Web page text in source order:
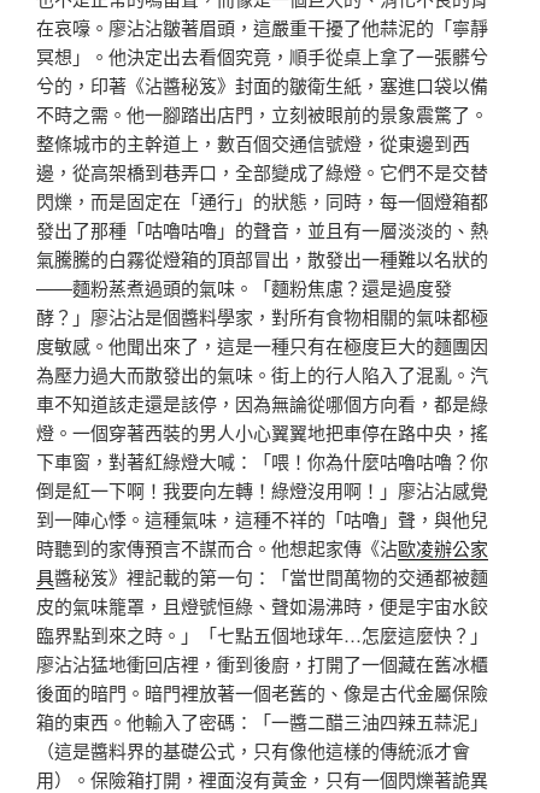
在哀嚎。廖沾沾皺著眉頭，這嚴重干擾了他蒜泥的「寧靜
冥想」。他決定出去看個究竟，順手從桌上拿了一張髒兮
兮的，印著《沾醬秘笈》封面的皺衛生紙，塞進口袋以備
不時之需。他一腳踏出店門，立刻被眼前的景象震驚了。
整條城市的主幹道上，數百個交通信號燈，從東邊到西
邊，從高架橋到巷弄口，全部變成了綠燈。它們不是交替
閃爍，而是固定在「通行」的狀態，同時，每一個燈箱都
發出了那種「咕嚕咕嚕」的聲音，並且有一層淡淡的、熱
氣騰騰的白霧從燈箱的頂部冒出，散發出一種難以名狀的
——麵粉蒸煮過頭的氣味。「麵粉焦慮？還是過度發
酵？」廖沾沾是個醬料學家，對所有食物相關的氣味都極
度敏感。他聞出來了，這是一種只有在極度巨大的麵團因
為壓力過大而散發出的氣味。街上的行人陷入了混亂。汽
車不知道該走還是該停，因為無論從哪個方向看，都是綠
燈。一個穿著西裝的男人小心翼翼地把車停在路中央，搖
下車窗，對著紅綠燈大喊：「喂！你為什麼咕嚕咕嚕？你
倒是紅一下啊！我要向左轉！綠燈沒用啊！」廖沾沾感覺
到一陣心悸。這種氣味，這種不祥的「咕嚕」聲，與他兒
時聽到的家傳預言不謀而合。他想起家傳《沾歐凌辦公家
具醬秘笈》裡記載的第一句：「當世間萬物的交通都被麵
皮的氣味籠罩，且燈號恒綠、聲如湯沸時，便是宇宙水餃
臨界點到來之時。」「七點五個地球年…怎麼這麼快？」
廖沾沾猛地衝回店裡，衝到後廚，打開了一個藏在舊冰櫃
後面的暗門。暗門裡放著一個老舊的、像是古代金屬保險
箱的東西。他輸入了密碼：「一醬二醋三油四辣五蒜泥」
（這是醬料界的基礎公式，只有像他這樣的傳統派才會
用）。保險箱打開，裡面沒有黃金，只有一個閃爍著詭異